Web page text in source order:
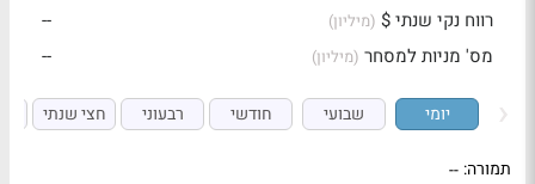
רווח נקי שנתי $ (מיליון)
--
מס' מניות למסחר (מיליון) --
יומי שבועי חודשי רבעוני חצי שנתי
תמורה: --